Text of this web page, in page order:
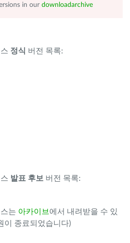
in our downloadarchive
정식 버전 목록:
발표 후보 버전 목록:
는 아카이브 에서 내려받을 수 있
이 종료되었습니다)